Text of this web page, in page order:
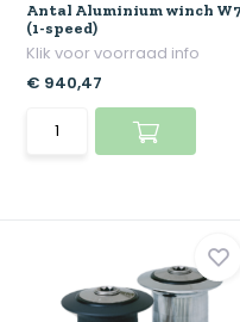
Antal Aluminium winch
(1-speed)
Klik voor voorraad info
€ 940,47